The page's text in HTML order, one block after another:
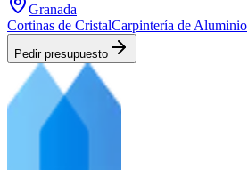
Granada
Cortinas de CristalCarpintería de Aluminio
Pedir presupuesto